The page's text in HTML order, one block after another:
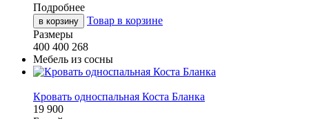
Подробнее
в корзину
Товар в корзине
Размеры
400 400 268
Мебель из сосны
Кровать односпальная Коста Бланка
19 900